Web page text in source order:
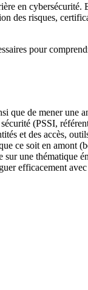
en cybersécurité.
des risques,
pour
que de mener une
(PSSI,
et des accès,
ce soit en amont
une thématique
efficacement avec